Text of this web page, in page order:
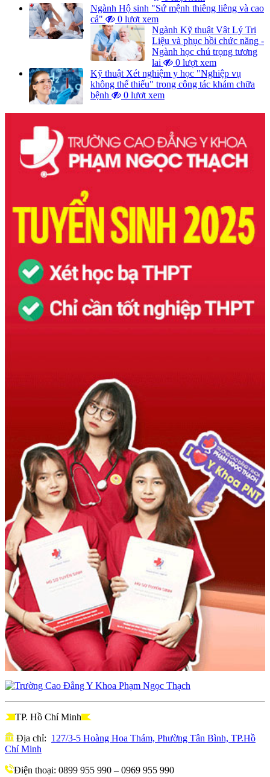
Ngành Hộ sinh "Sứ mệnh thiêng liêng và cao
cả"
0 lượt xem
Ngành Kỹ thuật Vật Lý Trị
Liệu và phục hồi chức năng -
Ngành học chú trọng tương
lai
0 lượt xem
Kỹ thuật Xét nghiệm y học "Nghiệp vụ
không thể thiếu" trong công tác khám chữa
bệnh
0 lượt xem
TP. Hồ Chí Minh
Địa chỉ: 127/3-5 Hoàng Hoa Thám, Phường Tân Bình, TP.Hồ
Chí Minh
Điện thoại: 0899 955 990 – 0969 955 990